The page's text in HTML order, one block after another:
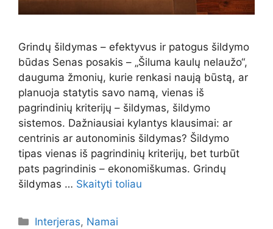
Grindų šildymas – efektyvus ir patogus šildymo
būdas Senas posakis – „Šiluma kaulų nelaužo“,
dauguma žmonių, kurie renkasi naują būstą, ar
planuoja statytis savo namą, vienas iš
pagrindinių kriterijų – šildymas, šildymo
sistemos. Dažniausiai kylantys klausimai: ar
centrinis ar autonominis šildymas? Šildymo
tipas vienas iš pagrindinių kriterijų, bet turbūt
pats pagrindinis – ekonomiškumas. Grindų
šildymas … Skaityti toliau
Kategorijos
Interjeras, Namai